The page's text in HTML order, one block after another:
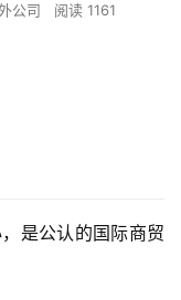
公司 阅读 1161
是公认的国际商贸